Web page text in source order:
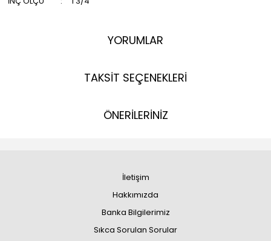
YORUMLAR
TAKSİT SEÇENEKLERİ
ÖNERİLERİNİZ
İletişim
Hakkımızda
Banka Bilgilerimiz
Sıkca Sorulan Sorular